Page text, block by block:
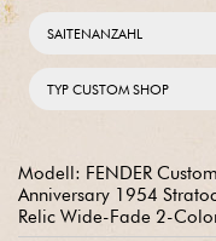
SAITENANZAHL
TYP CUSTOM SHOP
Modell: FENDER
Anniversary 1954
Relic Wide-Fade 2-